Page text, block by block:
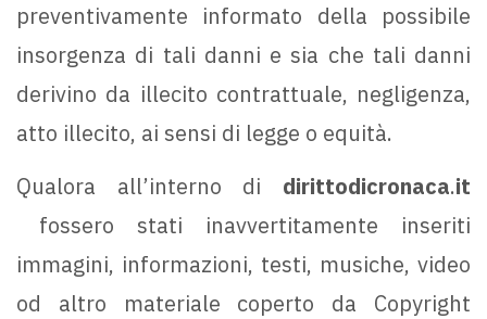
preventivamente informato della possibile
insorgenza di tali danni e sia che tali danni
derivino da illecito contrattuale, negligenza,
atto illecito, ai sensi di legge o equità.
Qualora all’interno di dirittodicronaca.it
fossero stati inavvertitamente inseriti
immagini, informazioni, testi, musiche, video
od altro materiale coperto da Copyright